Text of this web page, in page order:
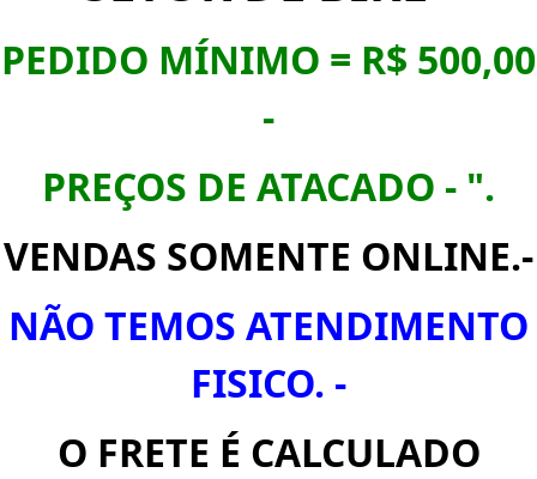
PEDIDO MÍNIMO = R$ 500,00
-
PREÇOS DE ATACADO - ".
VENDAS SOMENTE ONLINE.-
NÃO TEMOS ATENDIMENTO
FISICO. -
O FRETE É CALCULADO